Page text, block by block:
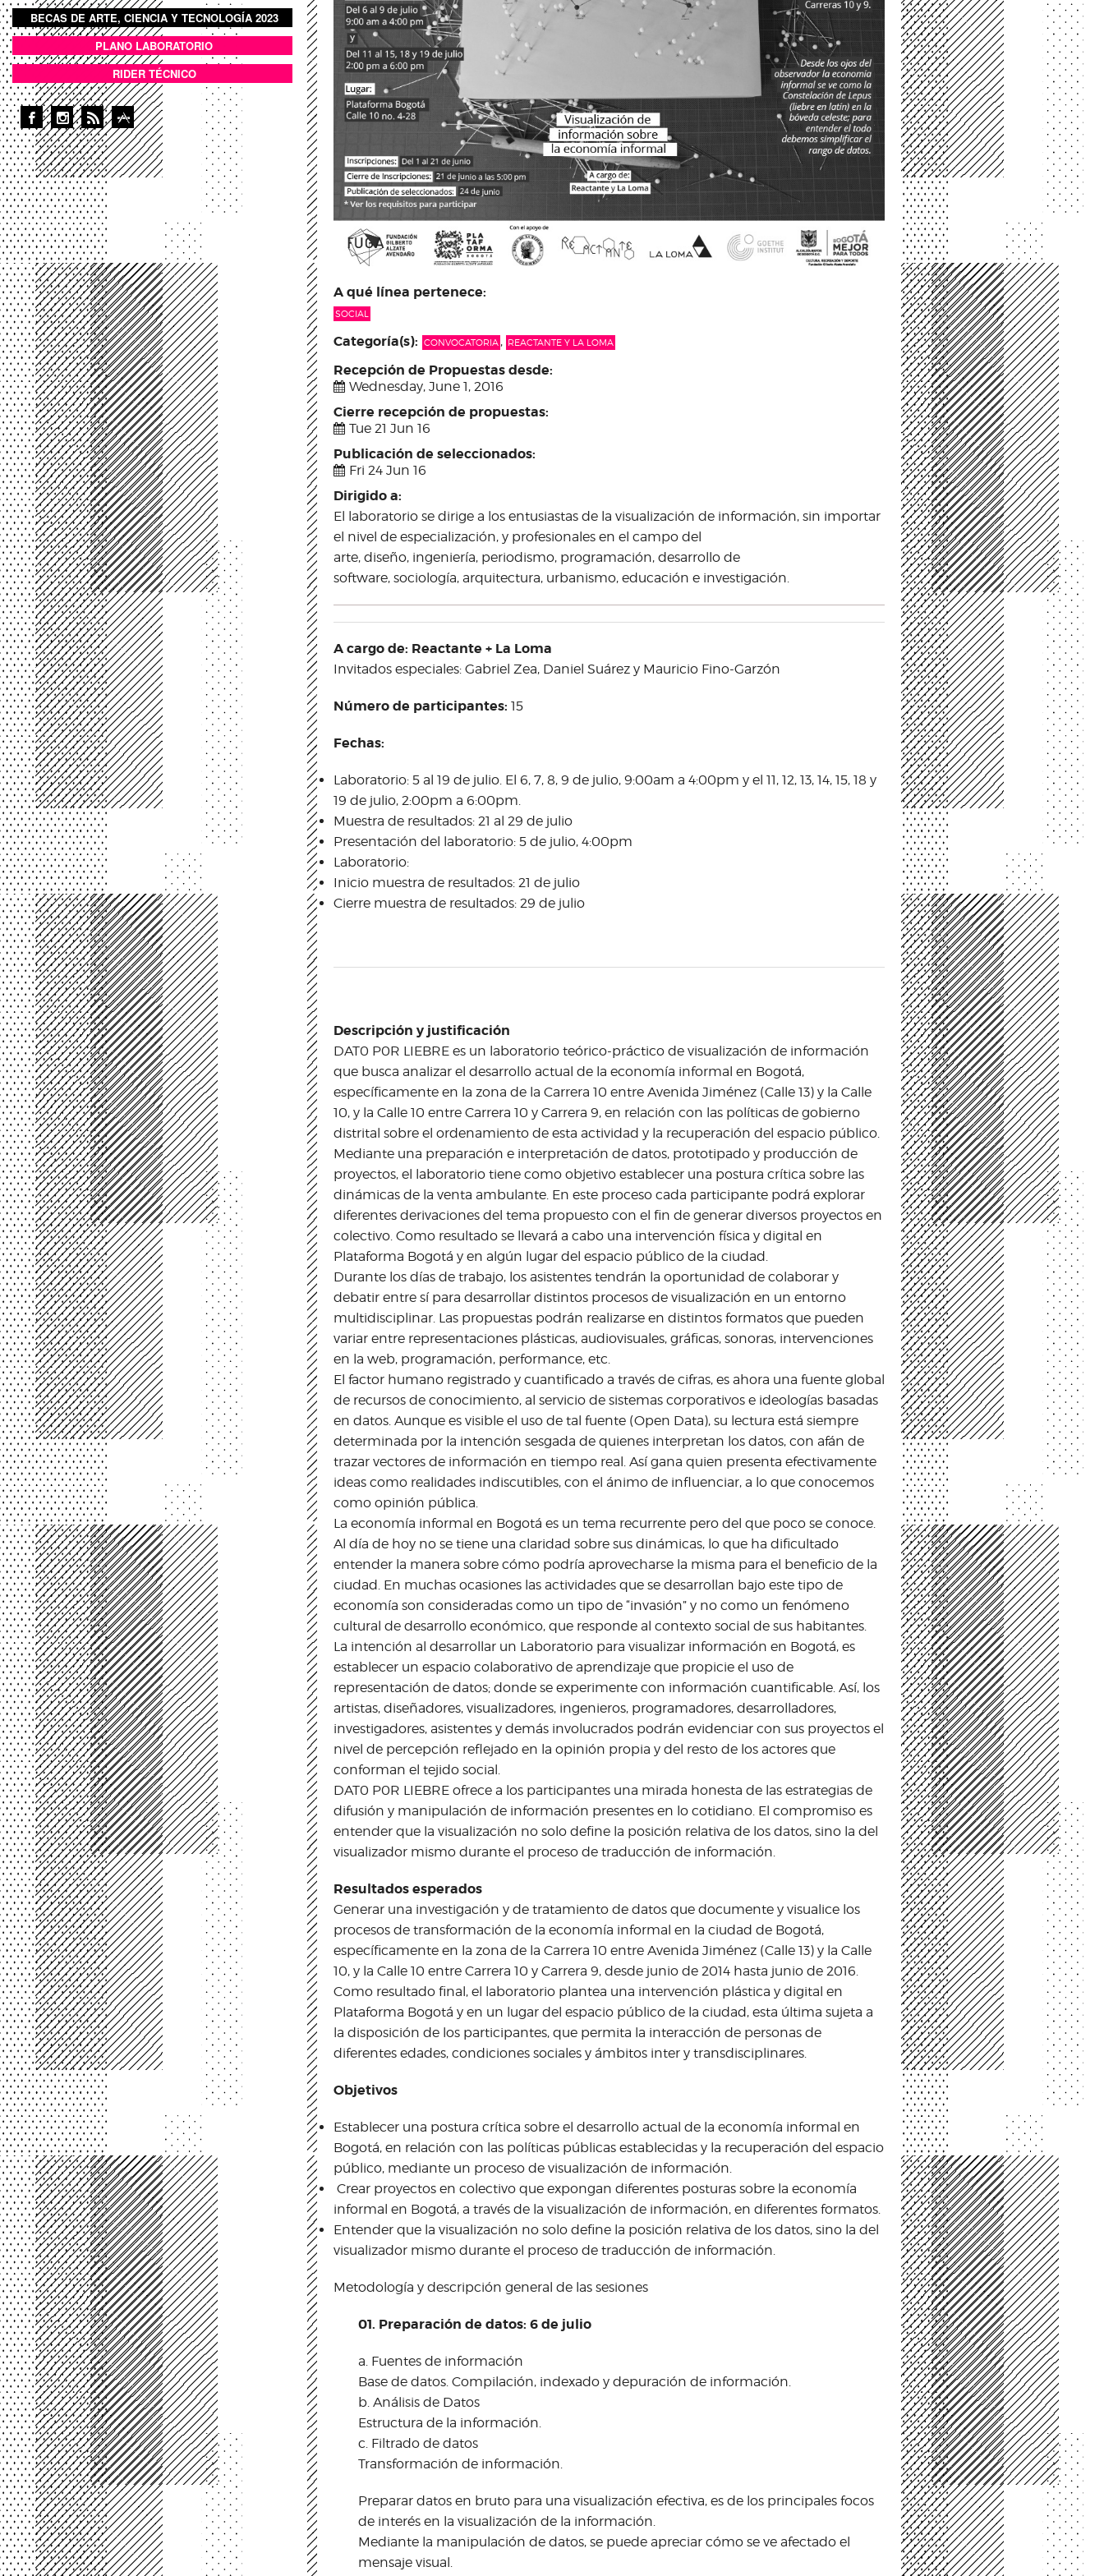
BOTON DOMO LLENO
BECAS DE ARTE, CIENCIA Y TECNOLOGÍA 2023
ANEXOSPLANO LABORATORIO
RIDER TÉCNICO
A qué línea pertenece:
SOCIAL
Categoría(s): CONVOCATORIA , REACTANTE Y LA LOMA
Recepción de Propuestas desde:
Wednesday, June 1, 2016
Cierre recepción de propuestas:
Tue 21 Jun 16
Publicación de seleccionados:
Fri 24 Jun 16
Dirigido a:
El laboratorio se dirige a los entusiastas de la visualización de información, sin importar
el nivel de especialización, y profesionales en el campo del
arte, diseño, ingeniería, periodismo, programación, desarrollo de
software, sociología, arquitectura, urbanismo, educación e investigación.
A cargo de: Reactante + La Loma
Invitados especiales: Gabriel Zea, Daniel Suárez y Mauricio Fino-Garzón
Número de participantes: 15
Fechas:
Laboratorio: 5 al 19 de julio. El 6, 7, 8, 9 de julio, 9:00am a 4:00pm y el 11, 12, 13, 14, 15, 18 y
19 de julio, 2:00pm a 6:00pm.
Muestra de resultados: 21 al 29 de julio
Presentación del laboratorio: 5 de julio, 4:00pm
Laboratorio:
Inicio muestra de resultados: 21 de julio
Cierre muestra de resultados: 29 de julio
Descripción y justificación
DAT0 P0R LIEBRE es un laboratorio teórico-práctico de visualización de información
que busca analizar el desarrollo actual de la economía informal en Bogotá,
específicamente en la zona de la Carrera 10 entre Avenida Jiménez (Calle 13) y la Calle
10, y la Calle 10 entre Carrera 10 y Carrera 9, en relación con las políticas de gobierno
distrital sobre el ordenamiento de esta actividad y la recuperación del espacio público.
Mediante una preparación e interpretación de datos, prototipado y producción de
proyectos, el laboratorio tiene como objetivo establecer una postura crítica sobre las
dinámicas de la venta ambulante. En este proceso cada participante podrá explorar
diferentes derivaciones del tema propuesto con el fin de generar diversos proyectos en
colectivo. Como resultado se llevará a cabo una intervención física y digital en
Plataforma Bogotá y en algún lugar del espacio público de la ciudad.
Durante los días de trabajo, los asistentes tendrán la oportunidad de colaborar y
debatir entre sí para desarrollar distintos procesos de visualización en un entorno
multidisciplinar. Las propuestas podrán realizarse en distintos formatos que pueden
variar entre representaciones plásticas, audiovisuales, gráficas, sonoras, intervenciones
en la web, programación, performance, etc.
El factor humano registrado y cuantificado a través de cifras, es ahora una fuente global
de recursos de conocimiento, al servicio de sistemas corporativos e ideologías basadas
en datos. Aunque es visible el uso de tal fuente (Open Data), su lectura está siempre
determinada por la intención sesgada de quienes interpretan los datos, con afán de
trazar vectores de información en tiempo real. Así gana quien presenta efectivamente
ideas como realidades indiscutibles, con el ánimo de influenciar, a lo que conocemos
como opinión pública.
La economía informal en Bogotá es un tema recurrente pero del que poco se conoce.
Al día de hoy no se tiene una claridad sobre sus dinámicas, lo que ha dificultado
entender la manera sobre cómo podría aprovecharse la misma para el beneficio de la
ciudad. En muchas ocasiones las actividades que se desarrollan bajo este tipo de
economía son consideradas como un tipo de “invasión” y no como un fenómeno
cultural de desarrollo económico, que responde al contexto social de sus habitantes.
La intención al desarrollar un Laboratorio para visualizar información en Bogotá, es
establecer un espacio colaborativo de aprendizaje que propicie el uso de
representación de datos; donde se experimente con información cuantificable. Así, los
artistas, diseñadores, visualizadores, ingenieros, programadores, desarrolladores,
investigadores, asistentes y demás involucrados podrán evidenciar con sus proyectos el
nivel de percepción reflejado en la opinión propia y del resto de los actores que
conforman el tejido social.
DAT0 P0R LIEBRE ofrece a los participantes una mirada honesta de las estrategias de
difusión y manipulación de información presentes en lo cotidiano. El compromiso es
entender que la visualización no solo define la posición relativa de los datos, sino la del
visualizador mismo durante el proceso de traducción de información.
Resultados esperados
Generar una investigación y de tratamiento de datos que documente y visualice los
procesos de transformación de la economía informal en la ciudad de Bogotá,
específicamente en la zona de la Carrera 10 entre Avenida Jiménez (Calle 13) y la Calle
10, y la Calle 10 entre Carrera 10 y Carrera 9, desde junio de 2014 hasta junio de 2016.
Como resultado final, el laboratorio plantea una intervención plástica y digital en
Plataforma Bogotá y en un lugar del espacio público de la ciudad, esta última sujeta a
la disposición de los participantes, que permita la interacción de personas de
diferentes edades, condiciones sociales y ámbitos inter y transdisciplinares.
Objetivos
Establecer una postura crítica sobre el desarrollo actual de la economía informal en
Bogotá, en relación con las políticas públicas establecidas y la recuperación del espacio
público, mediante un proceso de visualización de información.
Crear proyectos en colectivo que expongan diferentes posturas sobre la economía
informal en Bogotá, a través de la visualización de información, en diferentes formatos.
Entender que la visualización no solo define la posición relativa de los datos, sino la del
visualizador mismo durante el proceso de traducción de información.
Metodología y descripción general de las sesiones
01. Preparación de datos: 6 de julio
a. Fuentes de información
Base de datos. Compilación, indexado y depuración de información.
b. Análisis de Datos
Estructura de la información.
c. Filtrado de datos
Transformación de información.
Preparar datos en bruto para una visualización efectiva, es de los principales focos
de interés en la visualización de la información.
Mediante la manipulación de datos, se puede apreciar cómo se ve afectado el
mensaje visual.